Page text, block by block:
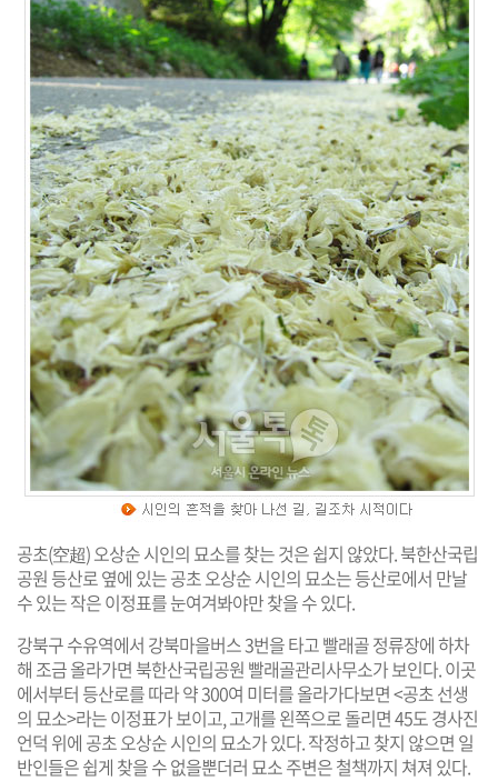
공초(空超) 오상순 시인의 묘소를 찾는 것은 쉽지 않았다. 북한산국립
공원 등산로 옆에 있는 공초 오상순 시인의 묘소는 등산로에서 만날
수 있는 작은 이정표를 눈여겨봐야만 찾을 수 있다.
강북구 수유역에서 강북마을버스 3번을 타고 빨래골 정류장에 하차
해 조금 올라가면 북한산국립공원 빨래골관리사무소가 보인다. 이곳
에서부터 등산로를 따라 약 300여 미터를 올라가다보면 <공초 선생
의 묘소>라는 이정표가 보이고, 고개를 왼쪽으로 돌리면 45도 경사진
언덕 위에 공초 오상순 시인의 묘소가 있다. 작정하고 찾지 않으면 일
반인들은 쉽게 찾을 수 없을뿐더러 묘소 주변은 철책까지 쳐져 있다.